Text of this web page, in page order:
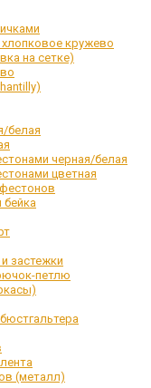
кружево
на сетке)
белая
черная/белая
цветная
бейка
застежки
петлю
(металл)